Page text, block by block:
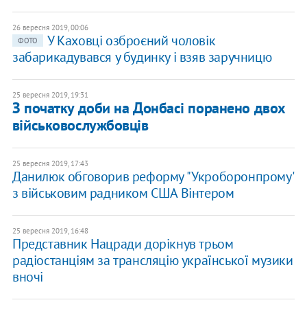
26 вересня 2019, 00:06
ФОТО
У Каховці озброєний чоловік
забарикадувався у будинку і взяв заручницю
25 вересня 2019, 19:31
З початку доби на Донбасі поранено двох
військовослужбовців
25 вересня 2019, 17:43
Данилюк обговорив реформу "Укроборонпрому"
з військовим радником США Вінтером
25 вересня 2019, 16:48
Представник Нацради дорікнув трьом
радіостанціям за трансляцію української музики
вночі